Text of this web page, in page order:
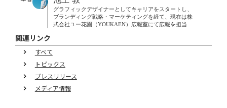
グラフィックデザイナーとしてキャリアをスタートし、
ブランディング戦略・マーケティングを経て、現在は株
式会社ユー花園（YOUKAEN）広報室にて広報を担当
関連リンク
keyboard_arrow_right すべて
keyboard_arrow_right トピックス
keyboard_arrow_right プレスリリース
keyboard_arrow_right メディア情報